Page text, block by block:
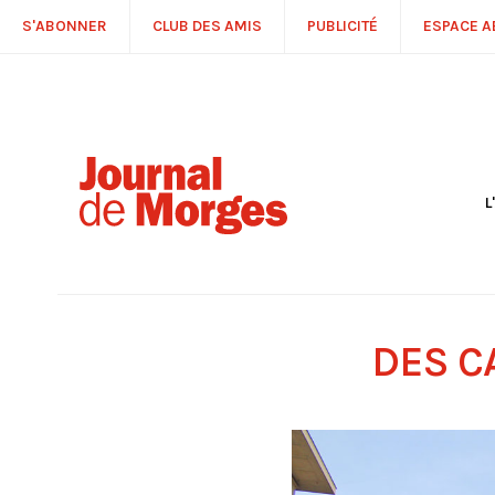
S'ABONNER CLUB DES AMIS PUBLICITÉ ESPACE
DES